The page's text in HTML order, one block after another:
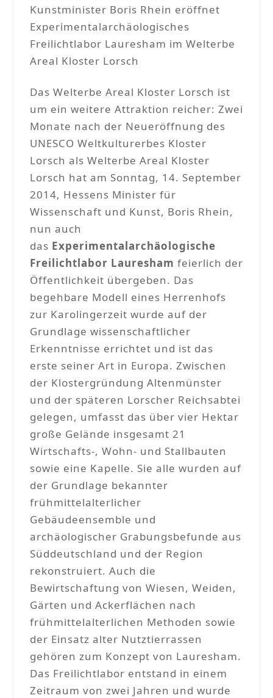
Kunstminister Boris Rhein eröffnet
Experimentalarchäologisches
Freilichtlabor Lauresham im Welterbe
Areal Kloster Lorsch
Das Welterbe Areal Kloster Lorsch ist
um ein weitere Attraktion reicher: Zwei
Monate nach der Neueröffnung des
UNESCO Weltkulturerbes Kloster
Lorsch als Welterbe Areal Kloster
Lorsch hat am Sonntag, 14. September
2014, Hessens Minister für
Wissenschaft und Kunst, Boris Rhein,
nun auch
das Experimentalarchäologische
Freilichtlabor Lauresham feierlich der
Öffentlichkeit übergeben. Das
begehbare Modell eines Herrenhofs
zur Karolingerzeit wurde auf der
Grundlage wissenschaftlicher
Erkenntnisse errichtet und ist das
erste seiner Art in Europa. Zwischen
der Klostergründung Altenmünster
und der späteren Lorscher Reichsabtei
gelegen, umfasst das über vier Hektar
große Gelände insgesamt 21
Wirtschafts-, Wohn- und Stallbauten
sowie eine Kapelle. Sie alle wurden auf
der Grundlage bekannter
frühmittelalterlicher
Gebäudeensemble und
archäologischer Grabungsbefunde aus
Süddeutschland und der Region
rekonstruiert. Auch die
Bewirtschaftung von Wiesen, Weiden,
Gärten und Ackerflächen nach
frühmittelalterlichen Methoden sowie
der Einsatz alter Nutztierrassen
gehören zum Konzept von Lauresham.
Das Freilichtlabor entstand in einem
Zeitraum von zwei Jahren und wurde